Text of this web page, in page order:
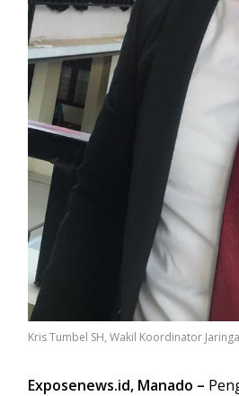
Kris Tumbel SH, Wakil Koordinator
Exposenews.id, Manado –